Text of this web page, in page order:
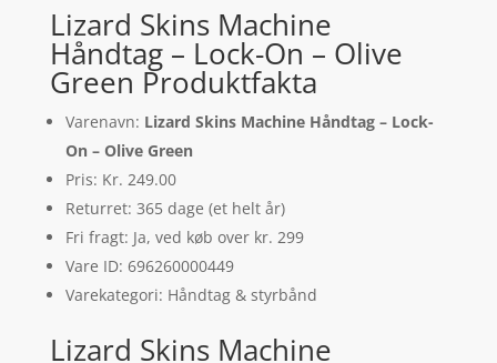
Lizard Skins Machine
Håndtag – Lock-On – Olive
Green Produktfakta
Varenavn: Lizard Skins Machine Håndtag – Lock-
On – Olive Green
Pris: Kr. 249.00
Returret: 365 dage (et helt år)
Fri fragt: Ja, ved køb over kr. 299
Vare ID: 696260000449
Varekategori: Håndtag & styrbånd
Lizard Skins Machine